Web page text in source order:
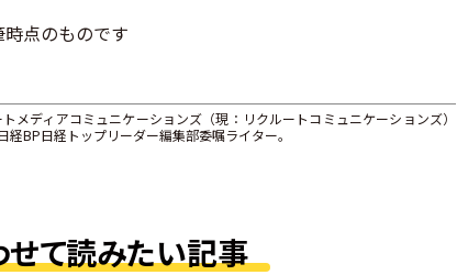
点のものです
メディアコミュニケーションズ（現：リクルートコミュニケーションズ）
BP日経トップリーダー編集部委嘱ライター。
せて読みたい記事